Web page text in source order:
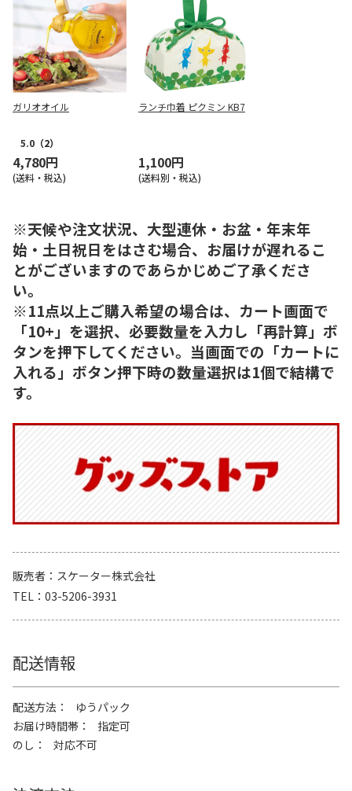
ガリオオイル
5.0 （2）
4,780円
(送料・税込)
ランチ巾着 ピクミン KB7
1,100円
(送料別・税込)
※天候や注文状況、大型連休・お盆・年末年
始・土日祝日をはさむ場合、お届けが遅れるこ
とがございますのであらかじめご了承くださ
い。
※11点以上ご購入希望の場合は、カート画面で
「10+」を選択、必要数量を入力し「再計算」ボ
タンを押下してください。当画面での「カートに
入れる」ボタン押下時の数量選択は1個で結構で
す。
販売者
スケーター株式会社
TEL
03-5206-3931
配送情報
配送方法
ゆうパック
お届け時間帯
指定可
のし
対応不可